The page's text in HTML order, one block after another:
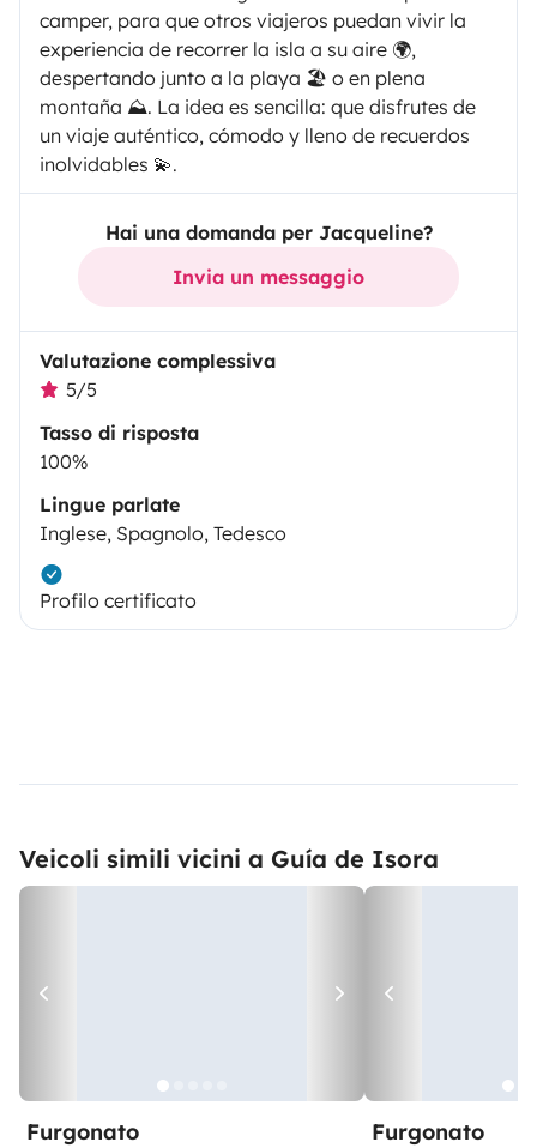
camper, para que otros viajeros puedan vivir la
experiencia de recorrer la isla a su aire 🌍,
despertando junto a la playa 🏖️ o en plena
montaña ⛰️. La idea es sencilla: que disfrutes de
un viaje auténtico, cómodo y lleno de recuerdos
inolvidables 💫.
Hai una domanda per Jacqueline?
Invia un messaggio
Valutazione complessiva
5/5
Tasso di risposta
100%
Lingue parlate
Inglese, Spagnolo, Tedesco
Profilo certificato
Veicoli simili vicini a Guía de Isora
Furgonato Furgonato